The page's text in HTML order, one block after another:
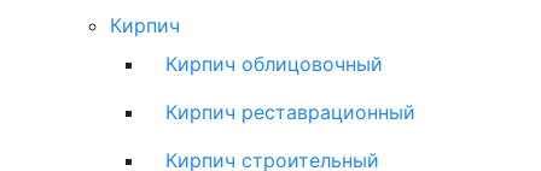
Кирпич
Кирпич облицовочный
Кирпич реставрационный
Кирпич строительный